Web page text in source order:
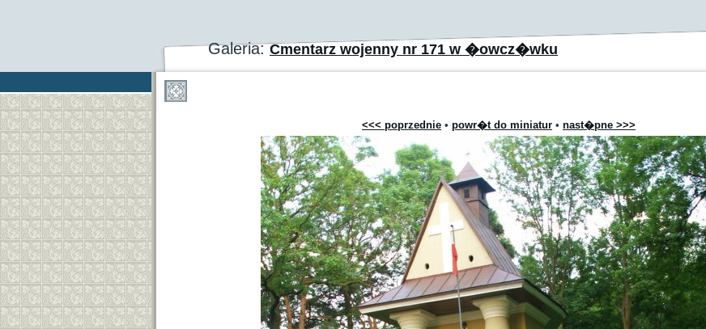
Galeria:Cmentarz wojenny nr 171 w �owcz�wku
<<< poprzednie • powr�t do miniatur • nast�pne >>>